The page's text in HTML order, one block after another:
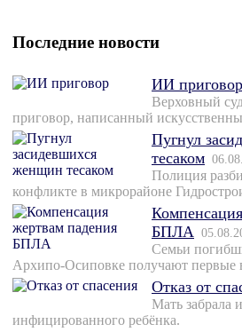
Последние новости
ИИ приговор
Верховный
приговор, написанный
Пугнул
тесаком
Полиция
конфликте в микрорайоне
БПЛА
Семьи
Архипо-Осиповке получают первые
Отказ от
Мать забрала
инфицированного ребёнка.